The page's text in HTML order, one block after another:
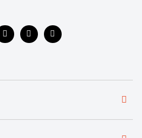
que ofrecemos está